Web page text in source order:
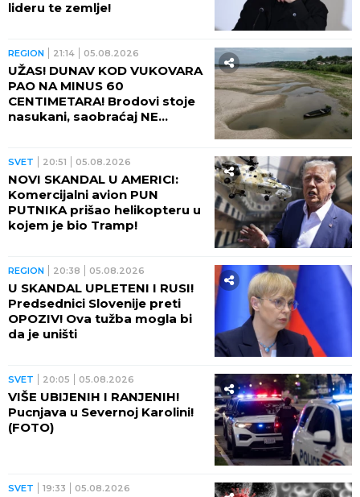
lideru te zemlje!
REGION 21:14 05.08.2026
UŽAS! DUNAV KOD VUKOVARA
PAO NA MINUS 60
CENTIMETARA! Brodovi stoje
nasukani, saobraćaj NE
SVET 20:51 05.08.2026
NOVI SKANDAL U AMERICI:
Komercijalni avion PUN
PUTNIKA prišao helikopteru u
kojem je bio Tramp!
REGION 20:38 05.08.2026
U SKANDAL UPLETENI I RUSI!
Predsednici Slovenije preti
OPOZIV! Ova tužba mogla bi
da je uništi
SVET 20:05 05.08.2026
VIŠE UBIJENIH I RANJENIH!
Pucnjava u Severnoj Karolini!
(FOTO)
SVET 19:33 05.08.2026